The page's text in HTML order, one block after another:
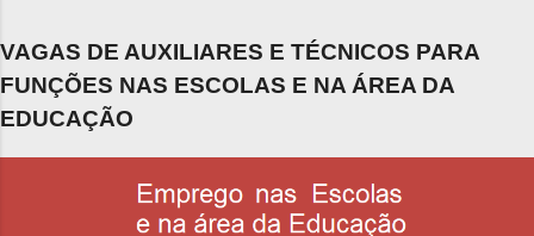
VAGAS DE AUXILIARES E TÉCNICOS PARA
FUNÇÕES NAS ESCOLAS E NA ÁREA DA
EDUCAÇÃO